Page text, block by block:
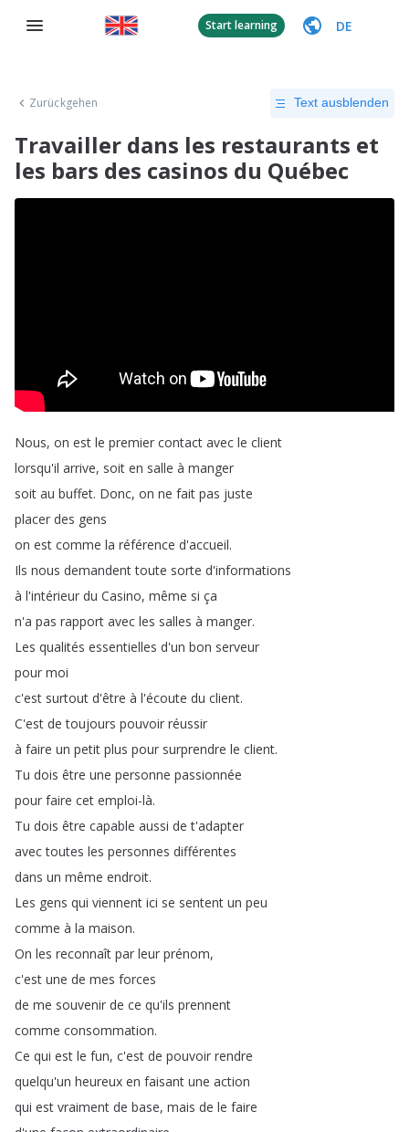
Start learning DE
Zurückgehen Text ausblenden
Travailler dans les restaurants et
les bars des casinos du Québec
Nous, on est le premier contact avec le client
lorsqu'il arrive, soit en salle à manger
soit au buffet. Donc, on ne fait pas juste
placer des gens
on est comme la référence d'accueil.
Ils nous demandent toute sorte d'informations
à l'intérieur du Casino, même si ça
n'a pas rapport avec les salles à manger.
Les qualités essentielles d'un bon serveur
pour moi
c'est surtout d'être à l'écoute du client.
C'est de toujours pouvoir réussir
à faire un petit plus pour surprendre le client.
Tu dois être une personne passionnée
pour faire cet emploi-là.
Tu dois être capable aussi de t'adapter
avec toutes les personnes différentes
dans un même endroit.
Les gens qui viennent ici se sentent un peu
comme à la maison.
On les reconnaît par leur prénom,
c'est une de mes forces
de me souvenir de ce qu'ils prennent
comme consommation.
Ce qui est le fun, c'est de pouvoir rendre
quelqu'un heureux en faisant une action
qui est vraiment de base, mais de le faire